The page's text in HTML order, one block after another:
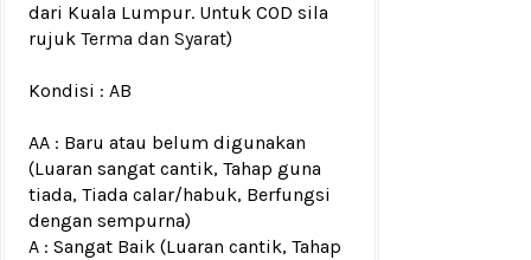
dari Kuala Lumpur. Untuk COD sila
rujuk Terma dan Syarat)
Kondisi : AB
AA : Baru atau belum digunakan
(Luaran sangat cantik, Tahap guna
tiada, Tiada calar/habuk, Berfungsi
dengan sempurna)
A : Sangat Baik (Luaran cantik, Tahap